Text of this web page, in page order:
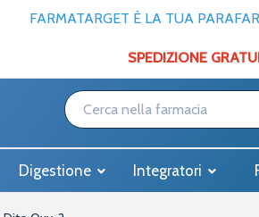
FARMATARGET È LA TUA
SPEDIZIONE
Digestione Integratori